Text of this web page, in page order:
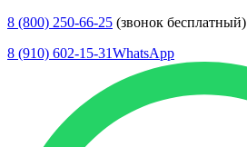
8 (800) 250-66-25 (звонок бесплатный)
8 (910) 602-15-31WhatsApp